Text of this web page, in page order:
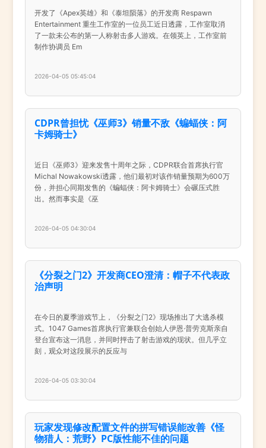
开发了《Apex英雄》和《泰坦陨落》的开发商 Respawn
Entertainment 重生工作室的一位员工近日透露，工作室取消
了一款未公布的第一人称射击多人游戏。在领英上，工作室前
制作协调员 Em
2026-04-05 05:45:04
CDPR曾担忧《巫师3》销量不敌《蝙蝠侠：阿
卡姆骑士》
近日《巫师3》迎来发售十周年之际，CDPR联合首席执行官
Michal Nowakowski透露，他们最初对该作销量预期为600万
份，并担心同期发售的《蝙蝠侠：阿卡姆骑士》会碾压式胜
出。然而事实是《巫
2026-04-05 04:30:04
《分裂之门2》开发商CEO澄清：帽子不代表政
治声明
在今日的夏季游戏节上，《分裂之门2》现场推出了大逃杀模
式。1047 Games首席执行官兼联合创始人伊恩·普劳克斯亲自
登台宣布这一消息，并同时抨击了射击游戏的现状。但几乎立
刻，观众对这段展示的反应与
2026-04-05 03:30:04
玩家发现修改配置文件的拼写错误能改善《怪
物猎人：荒野》PC版性能不佳的问题